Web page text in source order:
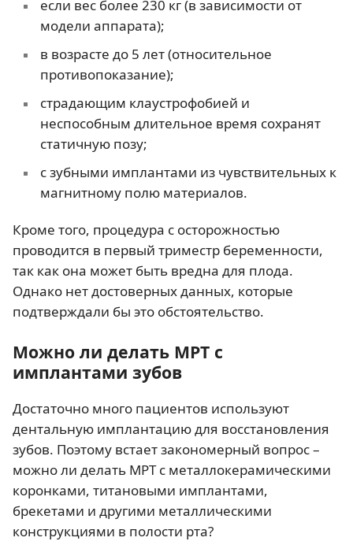
если вес более 230 кг (в зависимости от
модели аппарата);
в возрасте до 5 лет (относительное
противопоказание);
страдающим клаустрофобией и
неспособным длительное время сохранят
статичную позу;
с зубными имплантами из чувствительных к
магнитному полю материалов.
Кроме того, процедура с осторожностью
проводится в первый триместр беременности,
так как она может быть вредна для плода.
Однако нет достоверных данных, которые
подтверждали бы это обстоятельство.
Можно ли делать МРТ с
имплантами зубов
Достаточно много пациентов используют
дентальную имплантацию для восстановления
зубов. Поэтому встает закономерный вопрос –
можно ли делать МРТ с металлокерамическими
коронками, титановыми имплантами,
брекетами и другими металлическими
конструкциями в полости рта?